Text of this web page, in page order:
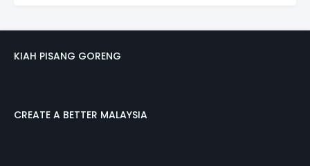
KIAH PISANG GORENG
CREATE A BETTER MALAYSIA